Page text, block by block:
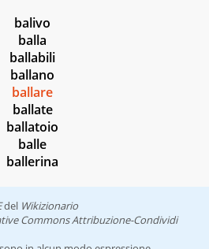
balivo
balla
ballabili
ballano
ballare
ballate
ballatoio
balle
ballerina
del Wikizionario
Commons Attribuzione-Condividi